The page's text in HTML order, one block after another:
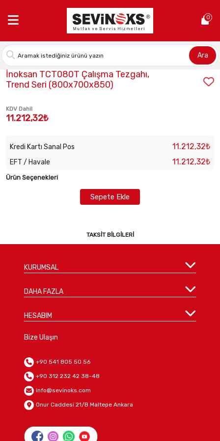
0
Ara
Stok Kodu:INO-TCT080T
İnoksan TCT080T Çalışma Tezgahı,
Trend Seri (800x700x850)
KDV Dahil
11.212,32₺
Kredi Kartı Sanal Pos 11.212,32₺
EFT / Havale 11.212,32₺
Ürün Seçenekleri
Sepete Ekle
TAKSIT BILGILERI
KURUMSAL
DAHA FAZLA
HESABIM
Bize Ulaşın
+90 541 805 50 56
+90 312 232 42 38-48
info@sevinoks.com
Onur Caddesi 21/B Maltepe Ankara